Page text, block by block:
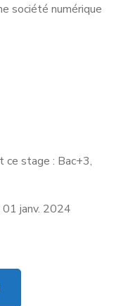
société numérique
ce stage : Bac+3,
janv. 2024